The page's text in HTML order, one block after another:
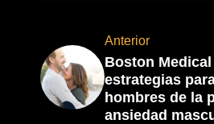
Anterior
Boston
estrategias
hombres de la
ansiedad